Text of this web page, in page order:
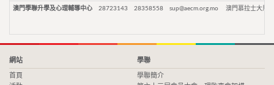
澳門學聯升學及心理輔導中心 28723143 28358558 sup@aecm.org.mo 澳門慕拉士大馬
網站
首頁
學聯
學聯簡介